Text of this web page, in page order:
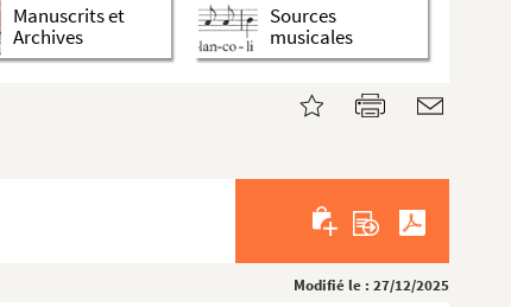
Manuscrits et
Archives
Sources
musicales
Modifié le : 27/12/2025